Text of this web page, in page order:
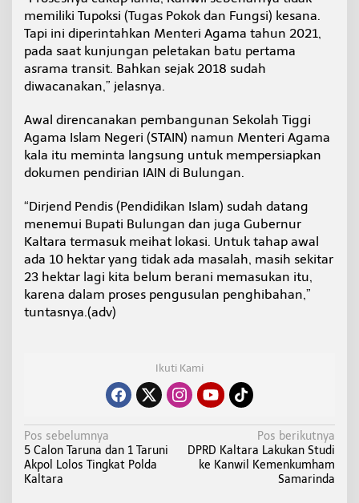
memiliki Tupoksi (Tugas Pokok dan Fungsi) kesana.
Tapi ini diperintahkan Menteri Agama tahun 2021,
pada saat kunjungan peletakan batu pertama
asrama transit. Bahkan sejak 2018 sudah
diwacanakan,” jelasnya.
Awal direncanakan pembangunan Sekolah Tiggi
Agama Islam Negeri (STAIN) namun Menteri Agama
kala itu meminta langsung untuk mempersiapkan
dokumen pendirian IAIN di Bulungan.
“Dirjend Pendis (Pendidikan Islam) sudah datang
menemui Bupati Bulungan dan juga Gubernur
Kaltara termasuk meihat lokasi. Untuk tahap awal
ada 10 hektar yang tidak ada masalah, masih sekitar
23 hektar lagi kita belum berani memasukan itu,
karena dalam proses pengusulan penghibahan,”
tuntasnya.(adv)
Ikuti Kami
N
a
v
Pos sebelumnya
5 Calon Taruna dan 1 Taruni
Akpol Lolos Tingkat Polda
Kaltara
Pos berikutnya
DPRD Kaltara Lakukan Studi
ke Kanwil Kemenkumham
Samarinda